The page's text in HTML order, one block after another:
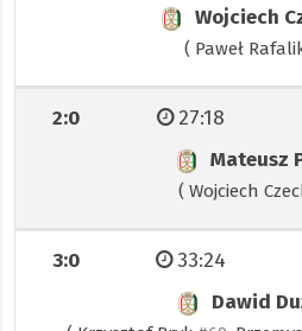
Wojciech
( Paweł
2:0
Mateusz
( Wojciech
27:18
3:0
Dawid
33:24